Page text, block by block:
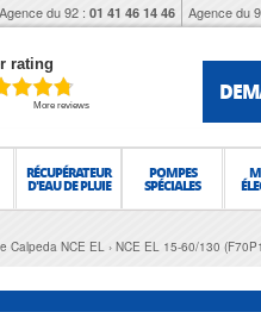
Agence du 92 : 01 41 46 14 46 Agence du
rating
More reviews
RÉCUPÉRATEUR
D'EAU DE PLUIE
POMPES
SPÉCIALES
Calpeda NCE EL NCE EL 15-60/130